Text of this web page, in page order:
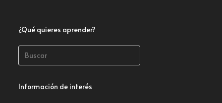
¿Qué quieres aprender?
Información de interés